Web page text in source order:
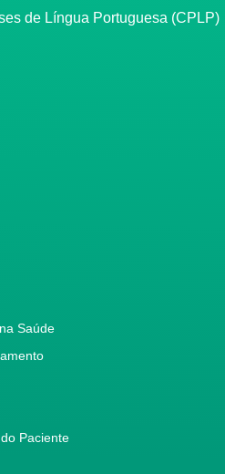
de Língua Portuguesa (CPLP)
Saúde
Paciente